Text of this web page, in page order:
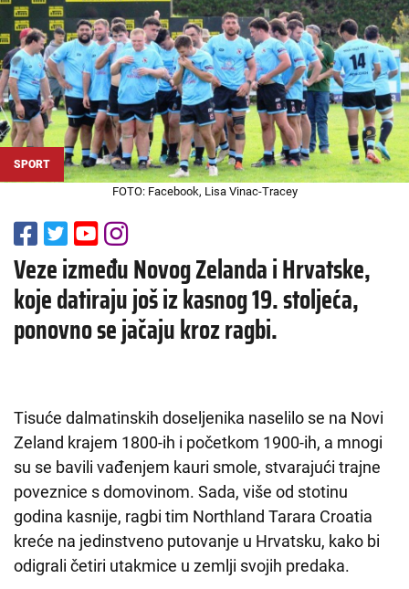
SPORT
FOTO: Facebook, Lisa Vinac-Tracey
Veze između Novog Zelanda i Hrvatske,
koje datiraju još iz kasnog 19. stoljeća,
ponovno se jačaju kroz ragbi.
Tisuće dalmatinskih doseljenika naselilo se na Novi
Zeland krajem 1800-ih i početkom 1900-ih, a mnogi
su se bavili vađenjem kauri smole, stvarajući trajne
poveznice s domovinom. Sada, više od stotinu
godina kasnije, ragbi tim Northland Tarara Croatia
kreće na jedinstveno putovanje u Hrvatsku, kako bi
odigrali četiri utakmice u zemlji svojih predaka.